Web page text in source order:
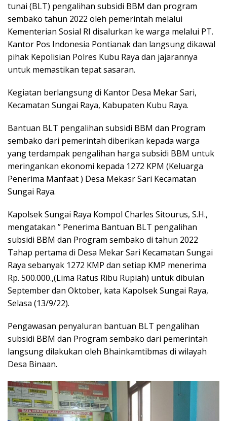
tunai (BLT) pengalihan subsidi BBM dan program
sembako tahun 2022 oleh pemerintah melalui
Kementerian Sosial RI disalurkan ke warga melalui PT.
Kantor Pos Indonesia Pontianak dan langsung dikawal
pihak Kepolisian Polres Kubu Raya dan jajarannya
untuk memastikan tepat sasaran.
Kegiatan berlangsung di Kantor Desa Mekar Sari,
Kecamatan Sungai Raya, Kabupaten Kubu Raya.
Bantuan BLT pengalihan subsidi BBM dan Program
sembako dari pemerintah diberikan kepada warga
yang terdampak pengalihan harga subsidi BBM untuk
meringankan ekonomi kepada 1272 KPM (Keluarga
Penerima Manfaat ) Desa Mekasr Sari Kecamatan
Sungai Raya.
Kapolsek Sungai Raya Kompol Charles Sitourus, S.H.,
mengatakan ” Penerima Bantuan BLT pengalihan
subsidi BBM dan Program sembako di tahun 2022
Tahap pertama di Desa Mekar Sari Kecamatan Sungai
Raya sebanyak 1272 KMP dan setiap KMP menerima
Rp. 500.000.,(Lima Ratus Ribu Rupiah) untuk dibulan
September dan Oktober, kata Kapolsek Sungai Raya,
Selasa (13/9/22).
Pengawasan penyaluran bantuan BLT pengalihan
subsidi BBM dan Program sembako dari pemerintah
langsung dilakukan oleh Bhainkamtibmas di wilayah
Desa Binaan.